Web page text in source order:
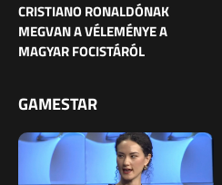
CRISTIANO RONALDÓNAK
MEGVAN A VÉLEMÉNYE A
MAGYAR FOCISTÁRÓL
GAMESTAR